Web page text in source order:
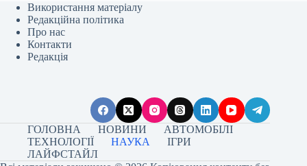
Використання матеріалу
Редакційна політика
Про нас
Контакти
Редакція
ГОЛОВНА НОВИНИ
АВТОМОБІЛІ
ТЕХНОЛОГІЇ
НАУКА
ІГРИ
ЛАЙФСТАЙЛ